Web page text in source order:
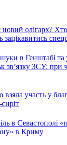
новий олігарх?
в Генштабі та
зв’язку ЗСУ: при
взяла участь у
в Севастополі
в Криму